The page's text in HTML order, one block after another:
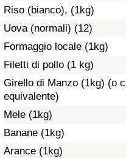
Riso (bianco), (1kg)
Uova (normali) (12)
Formaggio locale (1kg)
Filetti di pollo (1 kg)
Girello di Manzo (1kg) (o
equivalente)
Mele (1kg)
Banane (1kg)
Arance (1kg)
Indice dell’Assistenza
Indice dell’Assistenza
Nazione
Inquinamento
Indice dell’Inquinamento